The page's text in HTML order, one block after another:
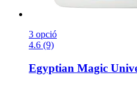
3 opció
4.6 (9)
Egyptian Magic